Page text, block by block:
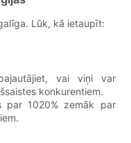
Lūk, kā ietaupīt:
vai viņi var
konkurentiem.
par 1020% zemāk par